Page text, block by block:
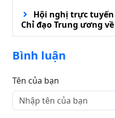
Hội nghị trực
Chỉ đạo Trung ương
phát triển thị trường
Bình luận
Tên của bạn